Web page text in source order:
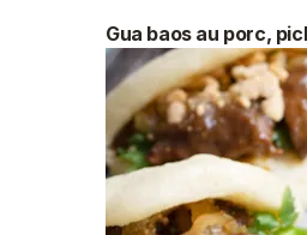
Gua baos au porc,